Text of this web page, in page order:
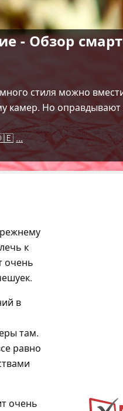
- Обзор
стиля можно
камер. Но
...
к
очень
в
там.
равно
очень